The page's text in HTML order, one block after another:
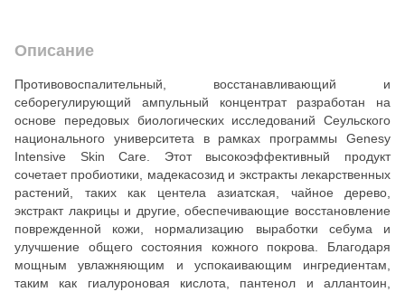
Описание
Противовоспалительный, восстанавливающий и
себорегулирующий ампульный концентрат разработан на
основе передовых биологических исследований Сеульского
национального университета в рамках программы Genesy
Intensive Skin Care. Этот высокоэффективный продукт
сочетает пробиотики, мадекасозид и экстракты лекарственных
растений, таких как центела азиатская, чайное дерево,
экстракт лакрицы и другие, обеспечивающие восстановление
поврежденной кожи, нормализацию выработки себума и
улучшение общего состояния кожного покрова. Благодаря
мощным увлажняющим и успокаивающим ингредиентам,
таким как гиалуроновая кислота, пантенол и аллантоин,